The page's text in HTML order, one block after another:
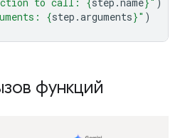
{step .arguments}" )
функций